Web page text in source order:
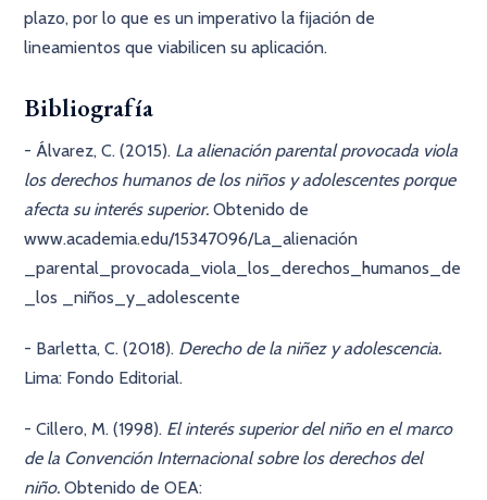
plazo, por lo que es un imperativo la fijación de
lineamientos que viabilicen su aplicación.
Bibliografía
- Álvarez, C. (2015). La alienación parental provocada viola
los derechos humanos de los niños y adolescentes porque
afecta su interés superior. Obtenido de
www.academia.edu/15347096/La_alienación
_parental_provocada_viola_los_derechos_humanos_de
_los _niños_y_adolescente
- Barletta, C. (2018). Derecho de la niñez y adolescencia.
Lima: Fondo Editorial.
- Cillero, M. (1998). El interés superior del niño en el marco
de la Convención Internacional sobre los derechos del
niño. Obtenido de OEA: